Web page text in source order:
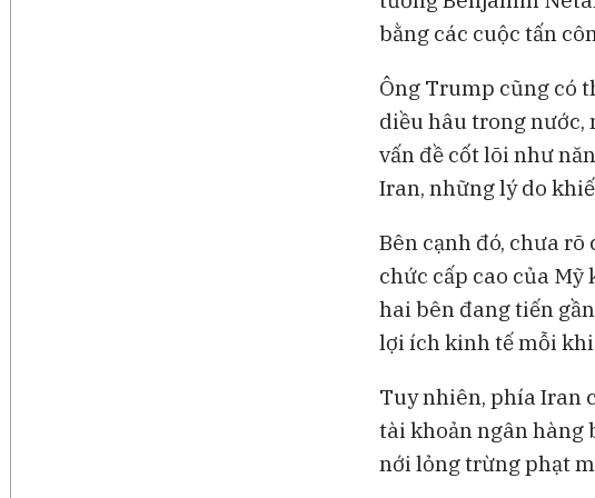
bằng các cuộc tấn
Ông Trump cũng có
diều hâu trong nước,
vấn đề cốt lõi như
Iran, những lý do
Bên cạnh đó, chưa
chức cấp cao của
hai bên đang tiến
lợi ích kinh tế mỗi
Tuy nhiên, phía Iran
tài khoản ngân hàng
nới lỏng trừng phạt